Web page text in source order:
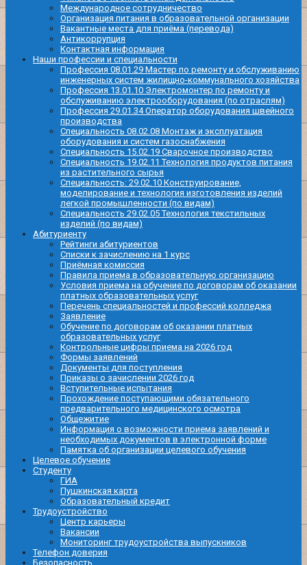
Международное сотрудничество
Организация питания в образовательной организации
Вакантные места для приёма (перевода)
Антикоррупция
Контактная информация
Наши профессии и специальности
Профессия 08.01.29 Мастер по ремонту и обслуживанию
инженерных систем жилищно-коммунального хозяйства
Профессия 13.01.10 Электромонтер по ремонту и
обслуживанию электрооборудования (по отраслям)
Профессия 29.01.34 Оператор оборудования швейного
производства
Специальность 08.02.08 Монтаж и эксплуатация
оборудования и систем газоснабжения
Специальность 15.02.19 Сварочное производство
Специальность 19.02.11 Технология продуктов питания
из растительного сырья
Специальность: 29.02.10 Конструирование,
моделирование и технология изготовления изделий
легкой промышленности (по видам)
Специальность 29.02.05 Технология текстильных
изделий (по видам)
Абитуриенту
Рейтинги абитуриентов
Списки к зачислению на 1 курс
Приёмная комиссия
Правила приема в образовательную организацию
Условия приема на обучение по договорам об оказании
платных образовательных услуг
Перечень специальностей и профессий колледжа
Заявление
Обучение по договорам об оказании платных
образовательных услуг
Контрольные цифры приема на 2026 год
Формы заявлений
Документы для поступления
Приказы о зачислении 2026 год
Вступительные испытания
Прохождение поступающими обязательного
предварительного медицинского осмотра
Общежитие
Информация о возможности приема заявлений и
необходимых документов в электронной форме
Памятка об организации целевого обучения
Целевое обучение
Студенту
ГИА
Пушкинская карта
Образовательный кредит
Трудоустройство
Центр карьеры
Вакансии
Мониторинг трудоустройства выпускников
Телефон доверия
Безопасность